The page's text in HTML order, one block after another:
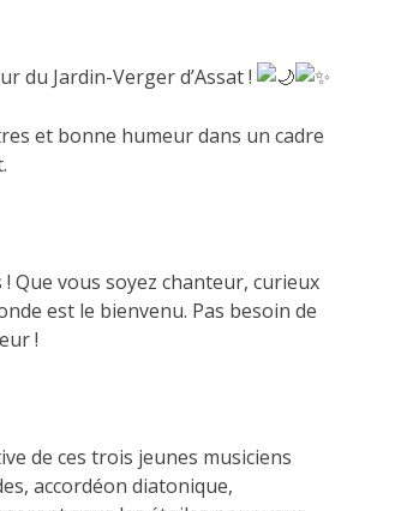
du Jardin-Verger d’Assat !
et bonne humeur dans un cadre
Que vous soyez chanteur, curieux
est le bienvenu. Pas besoin de
!
de ces trois jeunes musiciens
accordéon diatonique,